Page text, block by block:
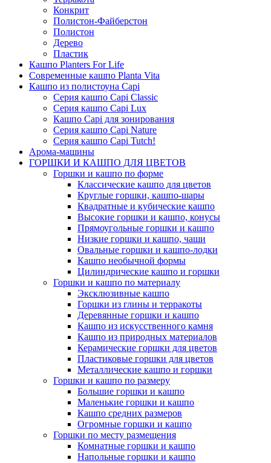
Конкрит
Полистон-Файберстон
Полистон
Дерево
Пластик
Кашпо Planters For Life
Современные кашпо Planta Vita
Кашпо из полистоуна Capi
Серия кашпо Capi Classic
Серия кашпо Capi Lux
Кашпо Capi для зонирования
Серия кашпо Capi Nature
Серия кашпо Capi Tutch!
Арома-машины
ГОРШКИ И КАШПО ДЛЯ ЦВЕТОВ
Горшки и кашпо по форме
Классические кашпо для цветов
Круглые горшки, кашпо-шары
Квадратные и кубические кашпо
Высокие горшки и кашпо, конусы
Прямоугольные горшки и кашпо
Низкие горшки и кашпо, чаши
Овальные горшки и кашпо-лодки
Кашпо необычной формы
Цилиндрические кашпо и горшки
Горшки и кашпо по материалу
Эксклюзивные кашпо
Горшки из глины и терракоты
Деревянные горшки и кашпо
Кашпо из искусственного камня
Кашпо из природных материалов
Керамические горшки для цветов
Пластиковые горшки для цветов
Металлические кашпо и горшки
Горшки и кашпо по размеру
Большие горшки и кашпо
Маленькие горшки и кашпо
Кашпо средних размеров
Огромные горшки и кашпо
Горшки по месту размещения
Комнатные горшки и кашпо
Напольные горшки и кашпо